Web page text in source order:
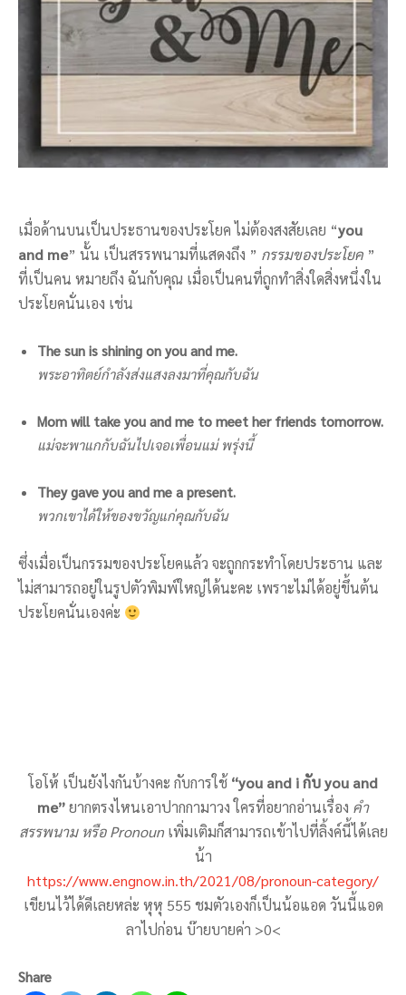
เมื่อด้านบนเป็นประธานของประโยค ไม่ต้องสงสัยเลย “you
and me” นั้น เป็นสรรพนามที่แสดงถึง ” กรรมของประโยค ”
ที่เป็นคน หมายถึง ฉันกับคุณ เมื่อเป็นคนที่ถูกทำสิ่งใดสิ่งหนึ่งใน
ประโยคนั่นเอง เช่น
The sun is shining on you and me.
พระอาทิตย์กำลังส่งแสงลงมาที่คุณกับฉัน
Mom will take you and me to meet her friends tomorrow.
แม่จะพาแกกับฉันไปเจอเพื่อนแม่ พรุ่งนี้
They gave you and me a present.
พวกเขาได้ให้ของขวัญแก่คุณกับฉัน
ซึ่งเมื่อเป็นกรรมของประโยคแล้ว จะถูกกระทำโดยประธาน และ
ไม่สามารถอยู่ในรูปตัวพิมพ์ใหญ่ได้นะคะ เพราะไม่ได้อยู่ขึ้นต้น
ประโยคนั่นเองค่ะ
โอโห้ เป็นยังไงกันบ้างคะ กับการใช้ “you and i กับ you and
me”ยากตรงไหนเอาปากกามาวง ใครที่อยากอ่านเรื่อง คำ
สรรพนาม หรือ Pronounเพิ่มเติมก็สามารถเข้าไปที่ลิ้งค์นี้ได้เลย
น้า
https://www.engnow.in.th/2021/08/pronoun-category/
เขียนไว้ได้ดีเลยหล่ะ หุหุ 555 ชมตัวเองก็เป็นน้อแอด วันนี้แอด
ลาไปก่อน บ๊ายบายค่า >0<
Share